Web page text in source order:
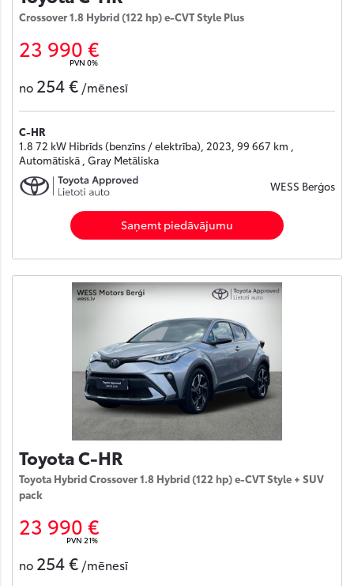
Crossover 1.8 Hybrid (122 hp) e-CVT Style Plus
23 990 €
PVN 0%
no 254 € /mēnesī
C-HR
1.8 72 kW Hibrīds (benzīns / elektrība), 2023, 99 667 km ,
Automātiskā , Gray Metāliska
WESS Berģos
Saņemt piedāvājumu
Toyota C-HR
Toyota Hybrid Crossover 1.8 Hybrid (122 hp) e-CVT Style + SUV
pack
23 990 €
PVN 21%
no 254 € /mēnesī